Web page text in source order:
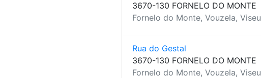
3670-130 FORNELO DO MONTE
Fornelo do Monte, Vouzela, Viseu
Rua do Gestal
3670-130 FORNELO DO MONTE
Fornelo do Monte, Vouzela, Viseu